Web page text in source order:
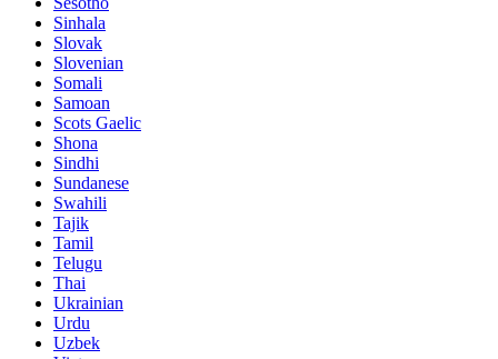
Sinhala
Slovak
Slovenian
Somali
Samoan
Scots Gaelic
Shona
Sindhi
Sundanese
Swahili
Tajik
Tamil
Telugu
Thai
Ukrainian
Urdu
Uzbek